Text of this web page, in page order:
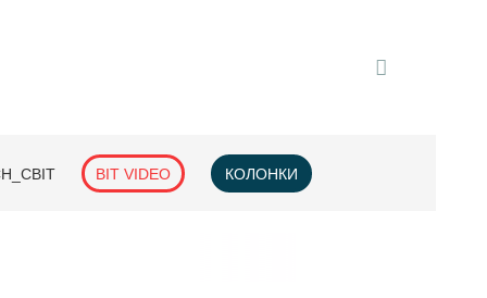
BIT VIDEO КОЛОНКИ